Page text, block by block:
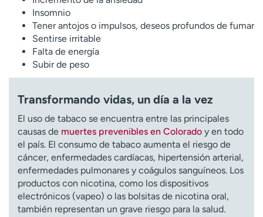
Insomnio
Tener antojos o impulsos, deseos profundos de fumar
Sentirse irritable
Falta de energía
Subir de peso
Transformando vidas, un día a la vez
El uso de tabaco se encuentra entre las principales
causas de muertes prevenibles en Colorado y en todo
el país. El consumo de tabaco aumenta el riesgo de
cáncer, enfermedades cardíacas, hipertensión arterial,
enfermedades pulmonares y coágulos sanguíneos. Los
productos con nicotina, como los dispositivos
electrónicos (vapeo) o las bolsitas de nicotina oral,
también representan un grave riesgo para la salud.